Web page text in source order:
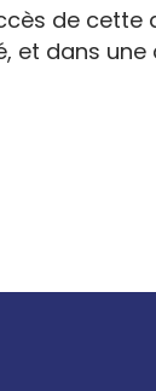
de cette
et dans